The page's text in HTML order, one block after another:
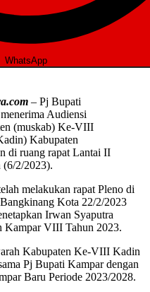
WhatsApp
– Pj Bupati
Audiensi
(muskab) Ke-VIII
Kabupaten
di ruang rapat Lantai II
2/2023).
melakukan rapat Pleno di
Kota 22/2/2023
Irwan Syaputra
Kampar VIII Tahun 2023.
Kabupaten Ke-VIII Kadin
Pj Bupati Kampar dengan
Baru Periode 2023/2028.